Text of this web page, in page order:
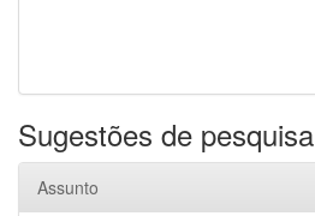
Sugestões de pesquisa
Assunto